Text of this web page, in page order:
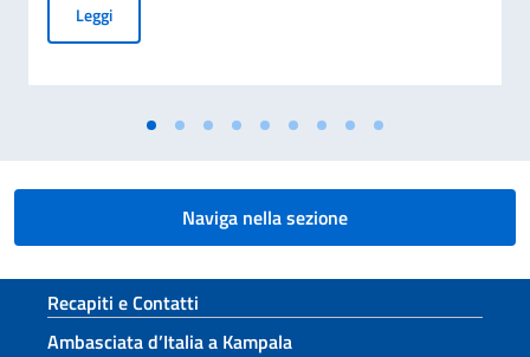
Leggi70° Anniversario del disastro di Marcinelle, e 25°
Naviga nella sezione
Sezione footer
Recapiti e Contatti
Ambasciata d’Italia a Kampala